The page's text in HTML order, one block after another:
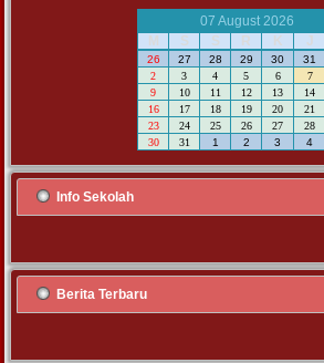
07 August 2026
M
S S R K J
26 27 28 29 30 31
2
3 4 5 6 7
9
10 11 12 13 14
16
17 18 19 20 21
23
24 25 26 27 28
30
31 1 2 3 4
Info Sekolah
Berita Terbaru